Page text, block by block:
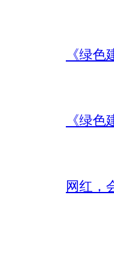
《绿
《绿
网红，